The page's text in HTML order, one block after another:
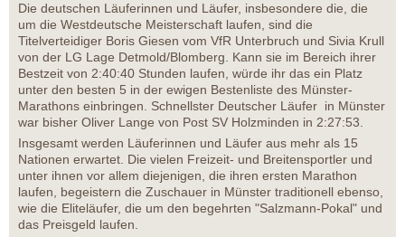
Die deutschen Läuferinnen und Läufer, insbesondere die, die
um die Westdeutsche Meisterschaft laufen, sind die
Titelverteidiger Boris Giesen vom VfR Unterbruch und Sivia Krull
von der LG Lage Detmold/Blomberg. Kann sie im Bereich ihrer
Bestzeit von 2:40:40 Stunden laufen, würde ihr das ein Platz
unter den besten 5 in der ewigen Bestenliste des Münster-
Marathons einbringen. Schnellster Deutscher Läufer in Münster
war bisher Oliver Lange von Post SV Holzminden in 2:27:53.
Insgesamt werden Läuferinnen und Läufer aus mehr als 15
Nationen erwartet. Die vielen Freizeit- und Breitensportler und
unter ihnen vor allem diejenigen, die ihren ersten Marathon
laufen, begeistern die Zuschauer in Münster traditionell ebenso,
wie die Eliteläufer, die um den begehrten "Salzmann-Pokal" und
das Preisgeld laufen.